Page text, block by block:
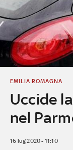
Uccide
nel
EMILIA ROMAGNA
16 lug 2020 - 11:10